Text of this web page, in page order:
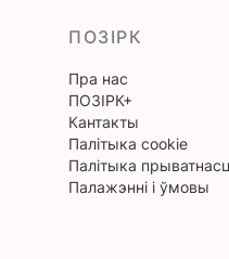
ПОЗІРК
Пра нас
ПОЗІРК+
Кантакты
Палітыка cookie
Палітыка
Палажэнні і ўмовы